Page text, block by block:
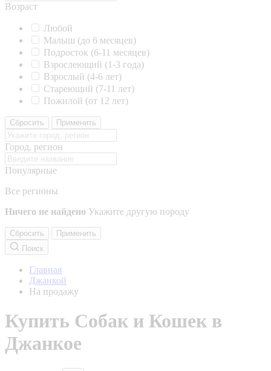
Возраст
Любой
Малыш (до 6 месяцев)
Подросток (6-11 месяцев)
Взрослеющий (1-3 года)
Взрослый (4-6 лет)
Стареющий (7-11 лет)
Пожилой (от 12 лет)
Сбросить Применить
Город, регион
Популярные
Все регионы
Ничего не найдено Укажите другую породу
Сбросить
Применить
Поиск
Главная
Джанкой
На продажу
Купить Собак и Кошек в
Джанкое